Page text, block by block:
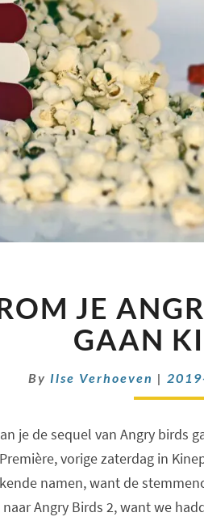
JE
JE
GAAN
By Ilse Verhoeven |
je de sequel van Angry birds
vorige zaterdag in
namen, want de
Angry Birds 2, want we